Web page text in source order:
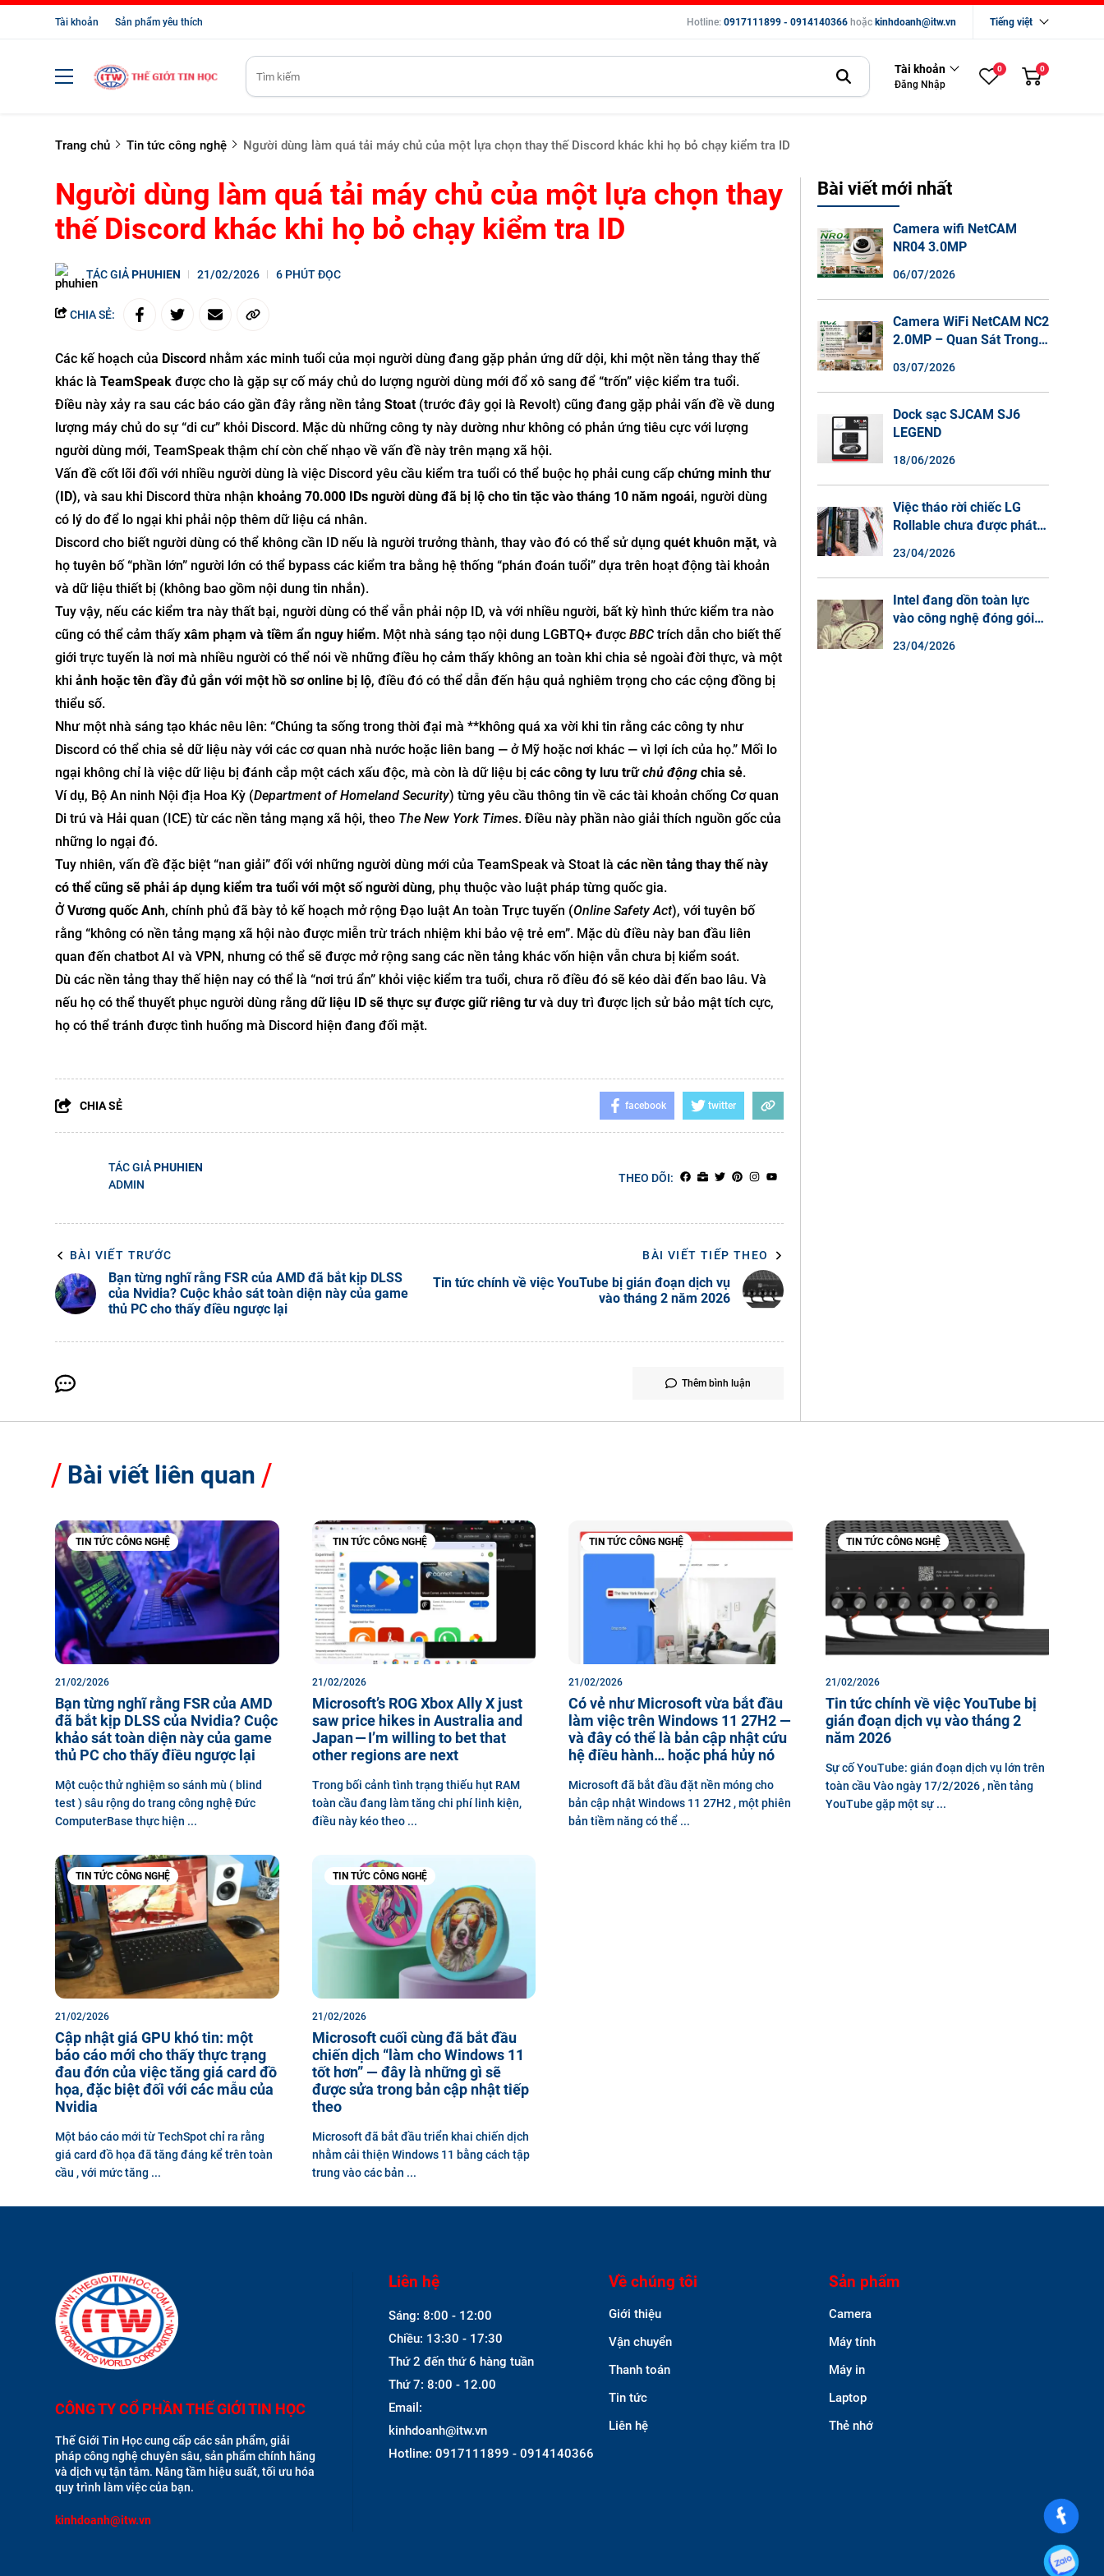
Tài khoản Sản phẩm yêu thích Hotline: 0917111899 - 0914140366 hoặc kinhdoanh@itw.vn Tiếng việt
Tài khoản
Đăng Nhập
0 0
Trang chủ Tin tức công nghệ Người dùng làm quá tải máy chủ của một lựa chọn thay thế Discord khác khi họ bỏ chạy kiểm tra ID
Người dùng làm quá tải máy chủ của một lựa chọn thay
thế Discord khác khi họ bỏ chạy kiểm tra ID
TÁC GIẢPHUHIEN 21/02/2026 6 PHÚT ĐỌC
CHIA SẺ:
Các kế hoạch của Discord nhằm xác minh tuổi của mọi người dùng đang gặp phản ứng dữ dội, khi một nền tảng thay thế
khác là TeamSpeak được cho là gặp sự cố máy chủ do lượng người dùng mới đổ xô sang để “trốn” việc kiểm tra tuổi.
Điều này xảy ra sau các báo cáo gần đây rằng nền tảng Stoat(trước đây gọi là Revolt) cũng đang gặp phải vấn đề về dung
lượng máy chủ do sự “di cư” khỏi Discord. Mặc dù những công ty này dường như không có phản ứng tiêu cực với lượng
người dùng mới, TeamSpeak thậm chí còn chế nhạo về vấn đề này trên mạng xã hội.
Vấn đề cốt lõi đối với nhiều người dùng là việc Discord yêu cầu kiểm tra tuổi có thể buộc họ phải cung cấp chứng minh thư
(ID), và sau khi Discord thừa nhận khoảng 70.000 IDs người dùng đã bị lộ cho tin tặc vào tháng 10 năm ngoái, người dùng
có lý do để lo ngại khi phải nộp thêm dữ liệu cá nhân.
Discord cho biết người dùng có thể không cần ID nếu là người trưởng thành, thay vào đó có thể sử dụng quét khuôn mặt, và
họ tuyên bố “phần lớn” người lớn có thể bypass các kiểm tra bằng hệ thống “phán đoán tuổi” dựa trên hoạt động tài khoản
và dữ liệu thiết bị (không bao gồm nội dung tin nhắn).
Tuy vậy, nếu các kiểm tra này thất bại, người dùng có thể vẫn phải nộp ID, và với nhiều người, bất kỳ hình thức kiểm tra nào
cũng có thể cảm thấy xâm phạm và tiềm ẩn nguy hiểm. Một nhà sáng tạo nội dung LGBTQ+ được BBC trích dẫn cho biết thế
giới trực tuyến là nơi mà nhiều người có thể nói về những điều họ cảm thấy không an toàn khi chia sẻ ngoài đời thực, và một
khi ảnh hoặc tên đầy đủ gắn với một hồ sơ online bị lộ, điều đó có thể dẫn đến hậu quả nghiêm trọng cho các cộng đồng bị
thiểu số.
Như một nhà sáng tạo khác nêu lên: “Chúng ta sống trong thời đại mà **không quá xa vời khi tin rằng các công ty như
Discord có thể chia sẻ dữ liệu này với các cơ quan nhà nước hoặc liên bang — ở Mỹ hoặc nơi khác — vì lợi ích của họ.” Mối lo
ngại không chỉ là việc dữ liệu bị đánh cắp một cách xấu độc, mà còn là dữ liệu bị các công ty lưu trữchủ động chia sẻ.
Ví dụ, Bộ An ninh Nội địa Hoa Kỳ (Department of Homeland Security) từng yêu cầu thông tin về các tài khoản chống Cơ quan
Di trú và Hải quan (ICE) từ các nền tảng mạng xã hội, theo The New York Times. Điều này phần nào giải thích nguồn gốc của
những lo ngại đó.
Tuy nhiên, vấn đề đặc biệt “nan giải” đối với những người dùng mới của TeamSpeak và Stoat là các nền tảng thay thế này
có thể cũng sẽ phải áp dụng kiểm tra tuổi với một số người dùng, phụ thuộc vào luật pháp từng quốc gia.
ỞVương quốc Anh, chính phủ đã bày tỏ kế hoạch mở rộng Đạo luật An toàn Trực tuyến (Online Safety Act), với tuyên bố
rằng “không có nền tảng mạng xã hội nào được miễn trừ trách nhiệm khi bảo vệ trẻ em”. Mặc dù điều này ban đầu liên
quan đến chatbot AI và VPN, nhưng có thể sẽ được mở rộng sang các nền tảng khác vốn hiện vẫn chưa bị kiểm soát.
Dù các nền tảng thay thế hiện nay có thể là “nơi trú ẩn” khỏi việc kiểm tra tuổi, chưa rõ điều đó sẽ kéo dài đến bao lâu. Và
nếu họ có thể thuyết phục người dùng rằng dữ liệu ID sẽ thực sự được giữ riêng tưvà duy trì được lịch sử bảo mật tích cực,
họ có thể tránh được tình huống mà Discord hiện đang đối mặt.
CHIA SẺ facebook twitter
TÁC GIẢPHUHIEN
ADMIN
THEO DÕI:
BÀI VIẾT TRƯỚC
Bạn từng nghĩ rằng FSR của AMD đã bắt kịp DLSS
của Nvidia? Cuộc khảo sát toàn diện này của game
thủ PC cho thấy điều ngược lại
BÀI VIẾT TIẾP THEO
Tin tức chính về việc YouTube bị gián đoạn dịch vụ
vào tháng 2 năm 2026
Thêm bình luận
Bài viết mới nhất
Camera wifi NetCAM
NR04 3.0MP
06/07/2026
Camera WiFi NetCAM NC2
2.0MP – Quan Sát Trong
Màu Ban Đêm, Đàm Thoại
2 Chiều
03/07/2026
Dock sạc SJCAM SJ6
LEGEND
18/06/2026
Việc tháo rời chiếc LG
Rollable chưa được phát
sao điện thoại màn hình
cuộn không phải là một xu
hướng.
23/04/2026
Intel đang dồn toàn lực
vào công nghệ đóng gói
23/04/2026
Bài viết liên quan
TIN TỨC CÔNG NGHỆ
21/02/2026
Bạn từng nghĩ rằng FSR của AMD
đã bắt kịp DLSS của Nvidia? Cuộc
khảo sát toàn diện này của game
thủ PC cho thấy điều ngược lại
Một cuộc thử nghiệm so sánh mù ( blind
test ) sâu rộng do trang công nghệ Đức
ComputerBase thực hiện ...
TIN TỨC CÔNG NGHỆ
21/02/2026
Microsoft’s ROG Xbox Ally X just
saw price hikes in Australia and
Japan — I’m willing to bet that
other regions are next
Trong bối cảnh tình trạng thiếu hụt RAM
toàn cầu đang làm tăng chi phí linh kiện,
điều này kéo theo ...
TIN TỨC CÔNG NGHỆ
21/02/2026
Có vẻ như Microsoft vừa bắt đầu
làm việc trên Windows 11 27H2 —
và đây có thể là bản cập nhật cứu
hệ điều hành… hoặc phá hủy nó
Microsoft đã bắt đầu đặt nền móng cho
bản cập nhật Windows 11 27H2 , một phiên
bản tiềm năng có thể ...
TIN TỨC CÔNG NGHỆ
21/02/2026
Tin tức chính về việc YouTube bị
gián đoạn dịch vụ vào tháng 2
năm 2026
Sự cố YouTube: gián đoạn dịch vụ lớn trên
toàn cầu Vào ngày 17/2/2026 , nền tảng
YouTube gặp một sự ...
TIN TỨC CÔNG NGHỆ
21/02/2026
Cập nhật giá GPU khó tin: một
báo cáo mới cho thấy thực trạng
đau đớn của việc tăng giá card đồ
họa, đặc biệt đối với các mẫu của
Nvidia
Một báo cáo mới từ TechSpot chỉ ra rằng
giá card đồ họa đã tăng đáng kể trên toàn
cầu , với mức tăng ...
TIN TỨC CÔNG NGHỆ
21/02/2026
Microsoft cuối cùng đã bắt đầu
chiến dịch “làm cho Windows 11
tốt hơn” — đây là những gì sẽ
được sửa trong bản cập nhật tiếp
theo
Microsoft đã bắt đầu triển khai chiến dịch
nhằm cải thiện Windows 11 bằng cách tập
trung vào các bản ...
CÔNG TY CỔ PHẦN THẾ GIỚI TIN HỌC
Thế Giới Tin Học cung cấp các sản phẩm, giải
pháp công nghệ chuyên sâu, sản phẩm chính hãng
và dịch vụ tận tâm. Nâng tầm hiệu suất, tối ưu hóa
quy trình làm việc của bạn.
kinhdoanh@itw.vn
Liên hệ
Sáng: 8:00 - 12:00
Chiều: 13:30 - 17:30
Thứ 2 đến thứ 6 hàng tuần
Thứ 7: 8:00 - 12.00
Email:
kinhdoanh@itw.vn
Hotline: 0917111899 - 0914140366
Về chúng tôi
Giới thiệu
Vận chuyển
Thanh toán
Tin tức
Liên hệ
Sản phẩm
Camera
Máy tính
Máy in
Laptop
Thẻ nhớ